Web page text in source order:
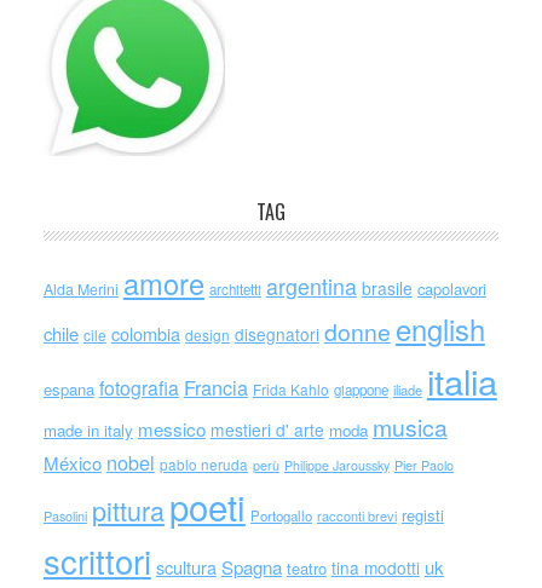
TAG
Alda Merini amore architetti argentina brasile capolavori
chile cile colombia design disegnatori donne english
espana fotografia Francia Frida Kahlo giappone iliade italia
made in italy messico mestieri d' arte moda musica
México nobel pablo neruda perù Philippe Jaroussky Pier Paolo
Pasolini pitturapoeti Portogallo racconti brevi registi
scrittori scultura Spagna teatro tina modotti uk